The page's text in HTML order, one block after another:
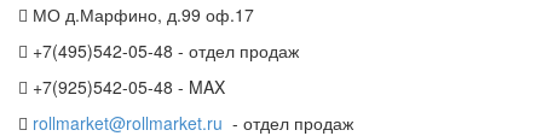
МО д.Марфино, д.99 оф.17
+7(495)542-05-48 - отдел продаж
+7(925)542-05-48 - MAX
rollmarket@rollmarket.ru - отдел продаж